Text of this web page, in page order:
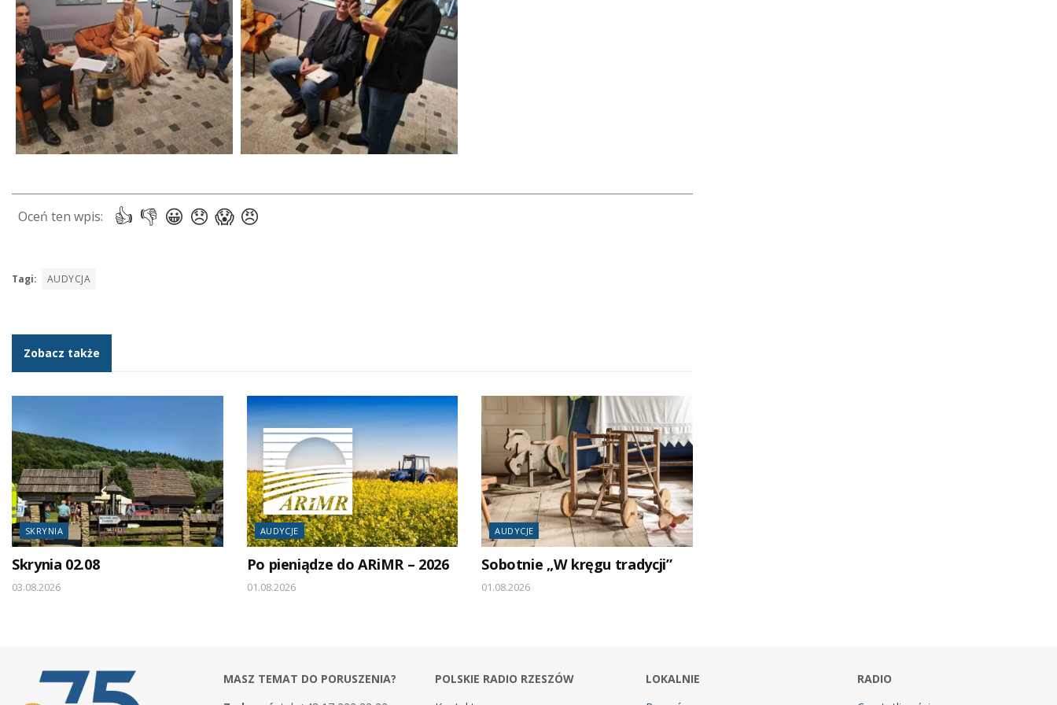
Tagi: AUDYCJA
Zobacz także
SKRYNIA
Skrynia 02.08
03.08.2026
AUDYCJE
Po pieniądze do ARiMR – 2026
01.08.2026
AUDYCJE
Sobotnie „W kręgu tradycji”
01.08.2026
MASZ TEMAT DO PORUSZENIA?
POLSKIE RADIO RZESZÓW
LOKALNIE
RADIO